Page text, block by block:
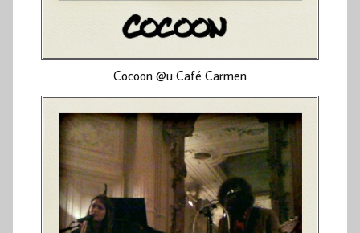
Cocoon @u Café Carmen